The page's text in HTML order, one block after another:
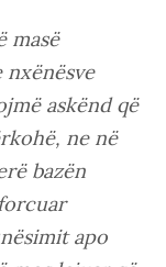
masë
nxënësve
askënd që
ne në
bazën
apo